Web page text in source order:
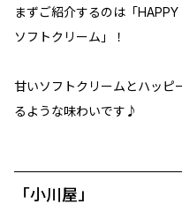
まずご紹介するのは「
ソフトクリーム」！
甘いソフトクリームとハッピ
るような味わいです♪
「小川屋」